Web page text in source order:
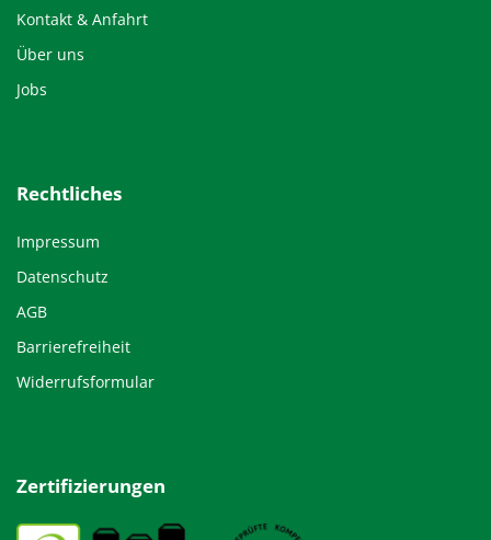
Kontakt & Anfahrt
Über uns
Jobs
Rechtliches
Impressum
Datenschutz
AGB
Barrierefreiheit
Widerrufsformular
Zertifizierungen